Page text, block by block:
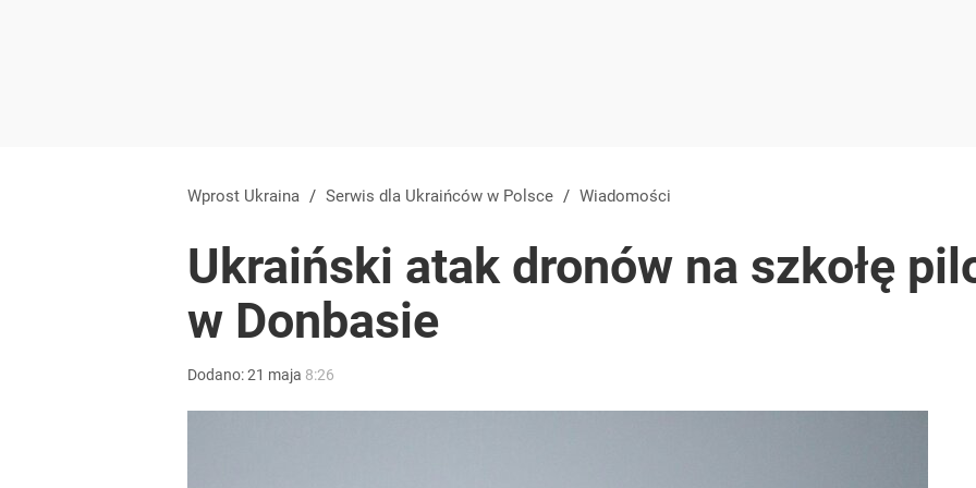
Wprost Ukraina / Serwis dla Ukraińców w Polsce / Wiadomości
Ukraiński atak dronów na szkołę
w Donbasie
Dodano:21 maja 8:26